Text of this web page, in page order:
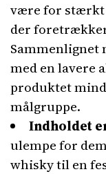
være for stærkt
der
med en lavere
produktet
målgruppe.
Indholdet
ulempe for
whisky til en